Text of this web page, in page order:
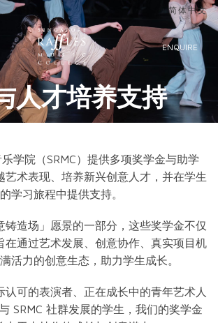
简体中文
ENQUIRE
人才培养支持
学院（SRMC）提供多项奖学金与助学
艺术表现、培养新兴创意人才，并在学生
的学习旅程中提供支持。
铸造场」愿景的一部分，这些奖学金不仅
在通过艺术发展、创意协作、真实项目机
活力的创意生态，助力学生成长。
认可的表演者、正在成长中的青年艺术人
SRMC 社群发展的学生，我们的奖学金